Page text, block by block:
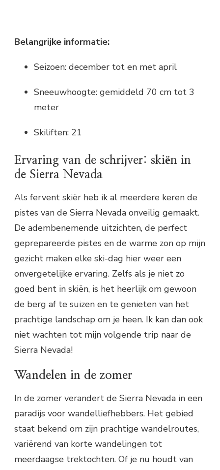
Belangrijke informatie:
Seizoen: december tot en met april
Sneeuwhoogte: gemiddeld 70 cm tot 3
meter
Skiliften: 21
Ervaring van de schrijver: skiën in
de Sierra Nevada
Als fervent skiër heb ik al meerdere keren de
pistes van de Sierra Nevada onveilig gemaakt.
De adembenemende uitzichten, de perfect
geprepareerde pistes en de warme zon op mijn
gezicht maken elke ski-dag hier weer een
onvergetelijke ervaring. Zelfs als je niet zo
goed bent in skiën, is het heerlijk om gewoon
de berg af te suizen en te genieten van het
prachtige landschap om je heen. Ik kan dan ook
niet wachten tot mijn volgende trip naar de
Sierra Nevada!
Wandelen in de zomer
In de zomer verandert de Sierra Nevada in een
paradijs voor wandelliefhebbers. Het gebied
staat bekend om zijn prachtige wandelroutes,
variërend van korte wandelingen tot
meerdaagse trektochten. Of je nu houdt van